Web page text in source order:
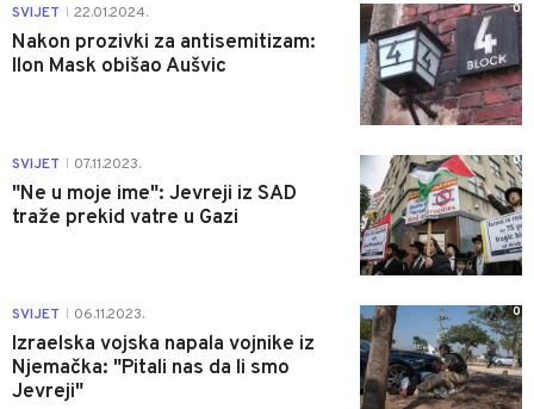
SVIJET 22.01.2024.
Nakon prozivki za antisemitizam:
Ilon Mask obišao Aušvic
0
SVIJET 07.11.2023.
"Ne u moje ime": Jevreji iz SAD
traže prekid vatre u Gazi
0
SVIJET 06.11.2023.
Izraelska vojska napala vojnike iz
Njemačka: "Pitali nas da li smo
Jevreji"
0